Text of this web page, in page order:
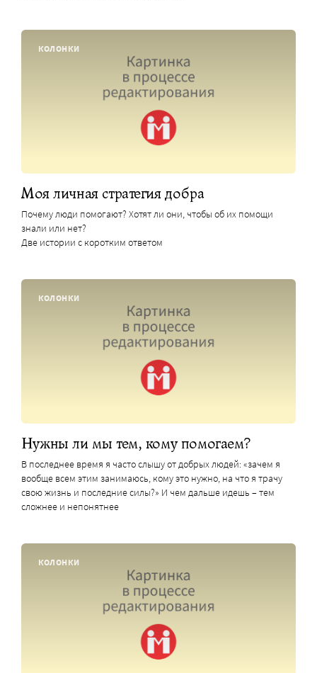
КОЛОНКИ
Моя личная стратегия добра
Почему люди помогают? Хотят ли они, чтобы об их помощи
знали или нет?
Две истории с коротким ответом
КОЛОНКИ
Нужны ли мы тем, кому помогаем?
В последнее время я часто слышу от добрых людей: «зачем я
вообще всем этим занимаюсь, кому это нужно, на что я трачу
свою жизнь и последние силы?» И чем дальше идешь – тем
сложнее и непонятнее
КОЛОНКИ